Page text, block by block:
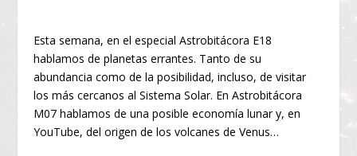
Esta semana, en el especial Astrobitácora E18
hablamos de planetas errantes. Tanto de su
abundancia como de la posibilidad, incluso, de visitar
los más cercanos al Sistema Solar. En Astrobitácora
M07 hablamos de una posible economía lunar y, en
YouTube, del origen de los volcanes de Venus…